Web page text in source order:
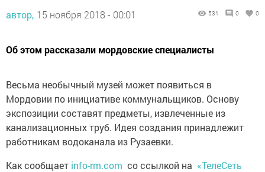
автор, 15 ноября 2018 - 00:01 531 0 0
Об этом рассказали мордовские специалисты
Весьма необычный музей может появиться в
Мордовии по инициативе коммунальщиков. Основу
экспозиции составят предметы, извлеченные из
канализационных труб. Идея создания принадлежит
работникам водоканала из Рузаевки.
Как сообщает info-rm.com со ссылкой на «ТелеСеть